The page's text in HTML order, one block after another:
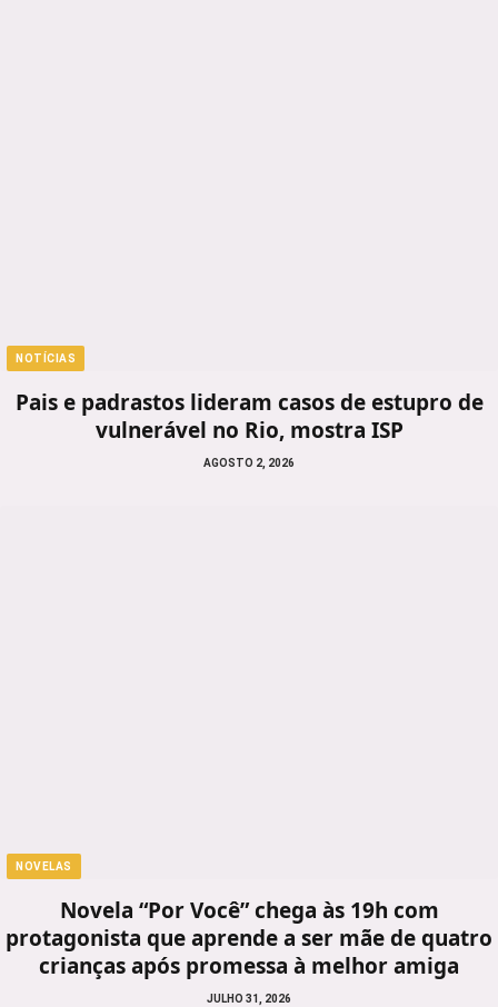
NOTÍCIAS
Pais e padrastos lideram casos de estupro de
vulnerável no Rio, mostra ISP
AGOSTO 2, 2026
NOVELAS
Novela “Por Você” chega às 19h com
protagonista que aprende a ser mãe de quatro
crianças após promessa à melhor amiga
JULHO 31, 2026